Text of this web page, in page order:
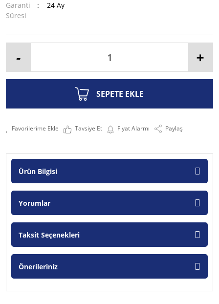
Garanti
Süresi
24 Ay
- +
SEPETE EKLE
Tavsiye Et Fiyat Alarmı Paylaş
Ürün Bilgisi
Yorumlar
Taksit Seçenekleri
Önerileriniz